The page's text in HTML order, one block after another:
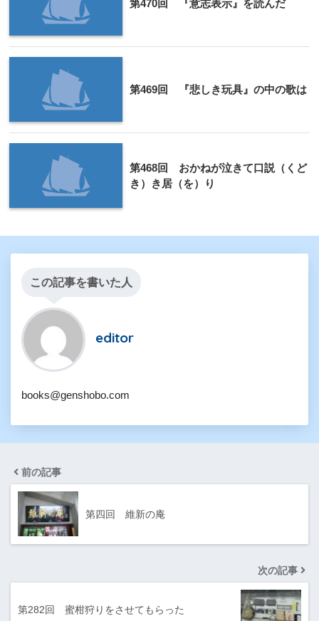
第470回 『意志表示』を読んだ
第469回 『悲しき玩具』の中の歌は
第468回 おかねが泣きて口説（くど
き）き居（を）り
この記事を書いた人
editor
books@genshobo.com
前の記事
第四回 維新の庵
次の記事
第282回 蜜柑狩りをさせてもらった